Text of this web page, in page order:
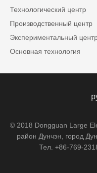
Технологический центр
Производственный центр
Экспериментальный
Основная технология
© 2018 Dongguan Large
район Дунчэн, город
Тел. +86-769-